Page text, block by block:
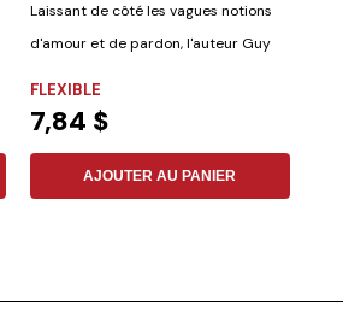
Laissant de côté les vagues notions
d'amour et de pardon, l'auteur Guy
FLEXIBLE
7,84 $
AJOUTER AU PANIER